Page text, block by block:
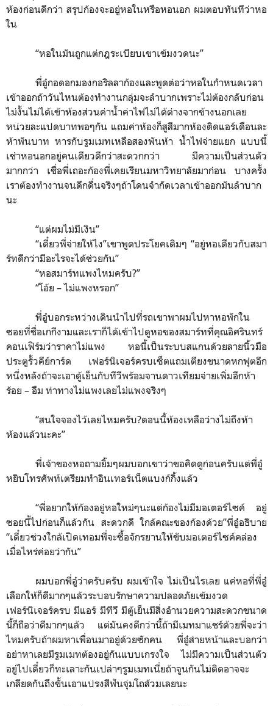
ห้องก่อนดีกว่า สรุปก้องจะอยู่หอในหรือหอนอก ผมตอบทันทีว่าหอ
ใน
“หอในมันถูกแต่กฎระเบียบเขาเข้มงวดนะ”
พี่อู๋กอดอกมองกอริลลาก้องและพูดต่อว่าหอในกำหนดเวลา
เข้าออกถ้าวันไหนต้องทำงานกลุ่มจะลำบากเพราะไม่ต้องกลับก่อน
ไม่งั้นไม่ได้เข้าห้องส่วนค่าน้ำค่าไฟไม่ได้ต่างจากข้างนอกเลย
หน่วยละแปดบาทพอๆกัน แถมค่าห้องก็สูสีมากห้องติดแอร์เดือนละ
ห้าพันบาท หารกับรูมเมทเหลือสองพันห้า น้ำไฟจ่ายแยก แบบนี้
เช่าหอนอกอยู่คนเดียวดีกว่าสะดวกกว่า มีความเป็นส่วนตัว
มากกว่า เชื่อพี่เถอะก้องพี่เคยเรียนมหาวิทยาลัยมาก่อน บางครั้ง
เราต้องทำงานจนดึกดื่นจริงๆถ้าโดนจำกัดเวลาเข้าออกมันลำบาก
นะ
“แต่ผมไม่มีเงิน”
“เดี๋ยวพี่จ่ายให้ไง”เขาพูดประโยคเดิมๆ “อยู่หอเดียวกับสมา
ร์ทดีกว่ามีอะไรจะได้ช่วยกัน”
“หอสมาร์ทแพงไหมครับ?”
“โอ้ย – ไม่แพงหรอก”
พี่อู๋บอกระหว่างเดินนำไปที่รถเขาพาผมไปหาหอพักใน
ซอยที่ชื่อเกกีงามและเราก็ได้เข้าไปดูหอของสมาร์ทที่คุณอิศรินทร์
คอนเฟิร์มว่าราคาไม่แพง หอนี้เป็นระบบสแกนด้วยลายนิ้วมือ
ประตูรั้วคีย์การ์ด เฟอร์นิเจอร์ครบเซ็ตแถมเตียงขนาดหกฟุตอีก
หนึ่งหลังถ้าจะเอาตู้เย็นกับทีวีพร้อมจานดาวเทียมจ่ายเพิ่มอีกห้า
ร้อย – อืม ท่าทางไม่แพงเลยไม่แพงจริงๆ
“สนใจจองไว้เลยไหมครับ?ตอนนี้ห้องเหลือว่างไม่ถึงห้า
ห้องแล้วนะคะ”
พี่เจ้าของหอถามยิ้มๆผมบอกเขาว่าขอคิดดูก่อนครับแต่พี่อู๋
หยิบโทรศัพท์เตรียมทำอินเทอร์เน็ตแบงก์กิ้งแล้ว
“พี่อยากให้ก้องอยู่หอใหม่ๆนะแต่ก้องไม่มีมอเตอร์ไซค์ อยู่
ซอยนี้ไปก่อนก็แล้วกัน สะดวกดี ใกล้คณะของก้องด้วย”พี่อู๋อธิบาย
“เดี๋ยวช่วงใกล้เปิดเทอมพี่จะซื้อจักรยานให้ขับมอเตอร์ไซค์คล่อง
เมื่อไหร่ค่อยว่ากัน”
ผมบอกพี่อู๋ว่าครับครับ ผมเข้าใจ ไม่เป็นไรเลย แค่หอที่พี่อู๋
เลือกให้ก็ดีมากๆแล้วระบอบรักษาความปลอดภัยเข้มงวด
เฟอร์นิเจอร์ครบ มีแอร์ มีทีวี มีตู้เย็นมีสิ่งอำนวยความสะดวกขนาด
นี้ก็ถือว่าดีมากๆแล้ว แต่มันคงดีกว่านี้ถ้ามีเมทมาแชร์ด้วยพี่จะว่า
ไหมครับถ้าผมหาเพื่อนมาอยู่ด้วยซักคน พี่อู๋ส่ายหน้าและบอกว่า
อย่าหาเลยมีรูมเมทต้องอยู่กันแบบเกรงใจ ไม่มีความเป็นส่วนตัว
อยู่ไปเดี๋ยวก็ทะเลาะกันเปล่าๆรูมเมทเนี่ยถ้าจูนกันไม่ติดอาจจะ
เกลียดกันถึงขั้นเอาแปรงสีฟันจุ่มโถส้วมเลยนะ